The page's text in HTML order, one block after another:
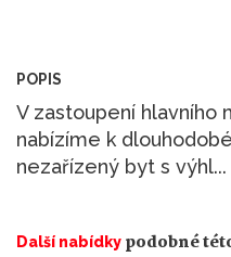
POPIS
V zastoupení hlavního
nabízíme k
nezařízený byt s výhl...
Další nabídky podobné